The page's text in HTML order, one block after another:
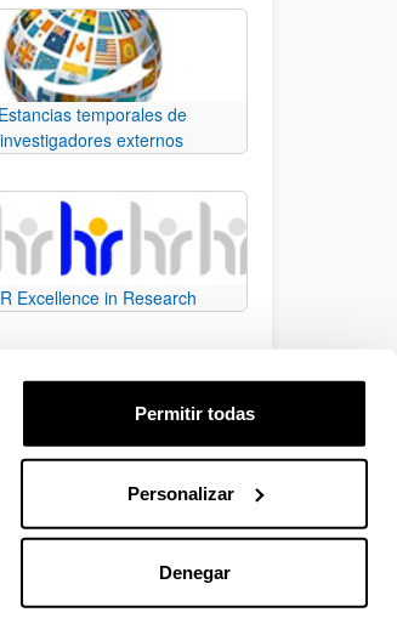
Permitir todas
Personalizar
Denegar
Estancias temporales de
investigadores externos
Excellence in Research